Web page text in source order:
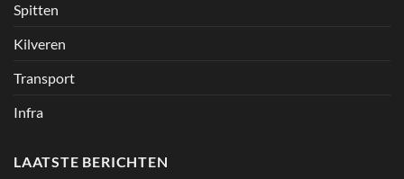
Spitten
Kilveren
Transport
Infra
LAATSTE BERICHTEN